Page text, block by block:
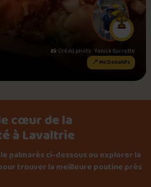
📸 Crédit photo : Yanick Barrette
📍 McDonald’s
cœur de la
à Lavaltrie
palmarès ci-dessous ou explorer la
trouver la meilleure poutine près